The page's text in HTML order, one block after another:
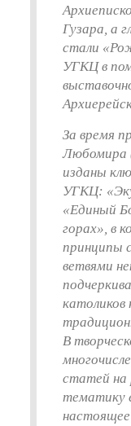
Гузара, а
стали
УГКЦ в
За время
Любомира
изданы
УГКЦ:
«Единый
горах», в
принципы
ветвями
католиков
В
статей на
тематику